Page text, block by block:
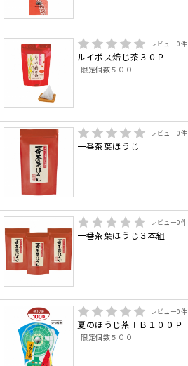
レビュー0件
ルイボス焙じ茶３０Ｐ
限定個数５００
レビュー0件
一番茶葉ほうじ
レビュー0件
一番茶葉ほうじ３本組
レビュー0件
夏のほうじ茶ＴＢ１００Ｐ
限定個数５００